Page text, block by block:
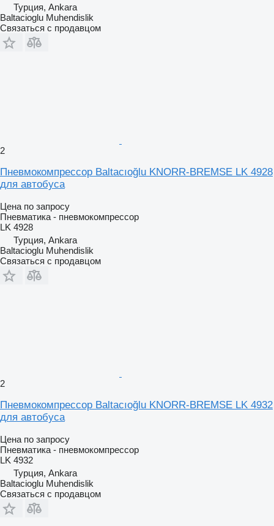
Турция, Ankara
Baltacioglu Muhendislik
Связаться с продавцом
2
Пневмокомпрессор Baltacıoğlu KNORR-BREMSE LK 4928
для автобуса
Цена по запросу
Пневматика - пневмокомпрессор
LK 4928
Турция, Ankara
Baltacioglu Muhendislik
Связаться с продавцом
2
Пневмокомпрессор Baltacıoğlu KNORR-BREMSE LK 4932
для автобуса
Цена по запросу
Пневматика - пневмокомпрессор
LK 4932
Турция, Ankara
Baltacioglu Muhendislik
Связаться с продавцом